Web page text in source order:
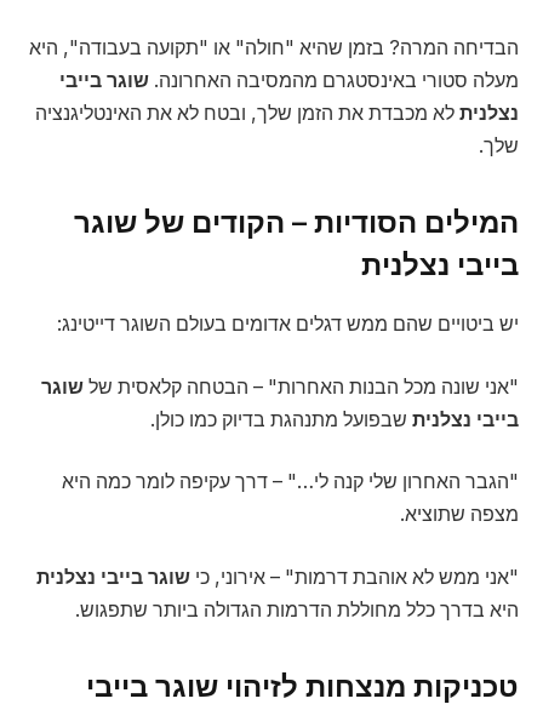
הבדיחה המרה? בזמן שהיא "חולה" או "תקועה בעבודה", היא
מעלה סטורי באינסטגרם מהמסיבה האחרונה. שוגר בייבי
נצלנית לא מכבדת את הזמן שלך, ובטח לא את האינטליגנציה
שלך.
המילים הסודיות – הקודים של שוגר
בייבי נצלנית
יש ביטויים שהם ממש דגלים אדומים בעולם השוגר דייטינג:
"אני שונה מכל הבנות האחרות" – הבטחה קלאסית של שוגר
בייבי נצלנית שבפועל מתנהגת בדיוק כמו כולן.
"הגבר האחרון שלי קנה לי…" – דרך עקיפה לומר כמה היא
מצפה שתוציא.
"אני ממש לא אוהבת דרמות" – אירוני, כי שוגר בייבי נצלנית
היא בדרך כלל מחוללת הדרמות הגדולה ביותר שתפגוש.
טכניקות מנצחות לזיהוי שוגר בייבי